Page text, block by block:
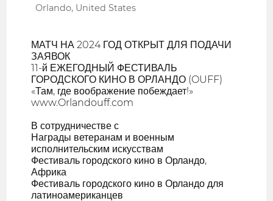
Orlando, United States
МАТЧ НА 2024 ГОД ОТКРЫТ ДЛЯ ПОДАЧИ
ЗАЯВОК
11-й ЕЖЕГОДНЫЙ ФЕСТИВАЛЬ
ГОРОДСКОГО КИНО В ОРЛАНДО (OUFF)
«Там, где воображение побеждает!»
www.Orlandouff.com
В сотрудничестве с
Награды ветеранам и военным
исполнительским искусствам
Фестиваль городского кино в Орландо,
Африка
Фестиваль городского кино в Орландо для
латиноамериканцев